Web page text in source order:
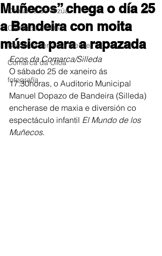
Comarca de Arzúa
Comarca de Deza
Comarca Terra de Melide
Comarca da Ulloa
fotografía
Muñecos” chega o día 25
a Bandeira con moita
música para a rapazada
Ecos da Comarca/Silleda
O sábado 25 de xaneiro ás
17:30horas, o Auditorio Municipal
Manuel Dopazo de Bandeira (Silleda)
encherase de maxia e diversión co
espectáculo infantil El Mundo de los
Muñecos.